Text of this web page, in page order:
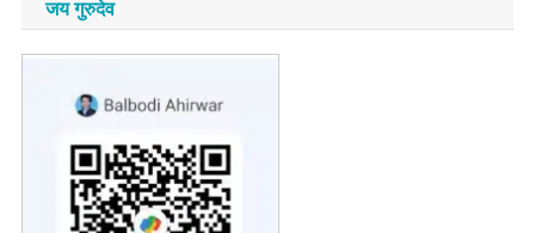
जय गुरुदेव